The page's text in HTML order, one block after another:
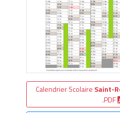
Calendrier Scolaire Saint-
.PDF